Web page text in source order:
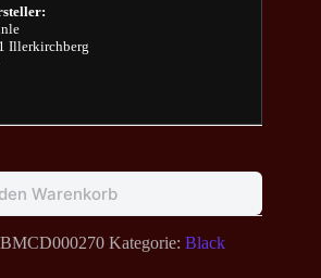
Illerkirchberg
Warenkorb
Kategorie: Black